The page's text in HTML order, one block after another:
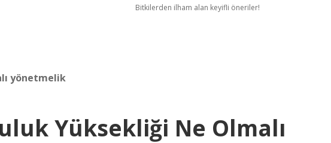
Bitkilerden ilham alan keyifli öneriler!
yönetmelik
Yüksekliği Ne Olmalı